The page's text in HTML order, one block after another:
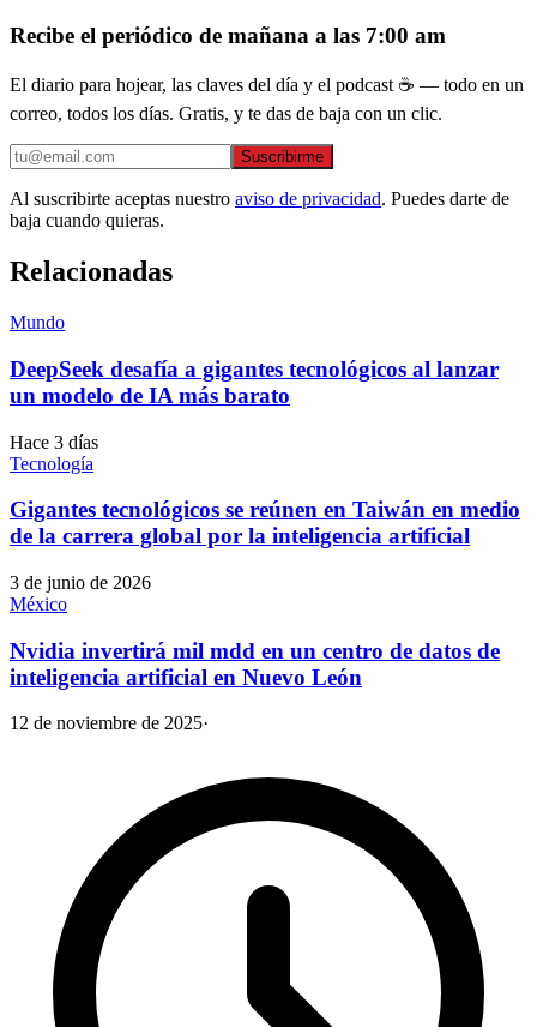
Recibe el periódico de mañana a las 7:00 am
El diario para hojear, las claves del día y el podcast ☕ — todo en un
correo, todos los días. Gratis, y te das de baja con un clic.
Suscribirme
Al suscribirte aceptas nuestro aviso de privacidad. Puedes darte de
baja cuando quieras.
Relacionadas
Mundo
DeepSeek desafía a gigantes tecnológicos al lanzar
un modelo de IA más barato
Hace 3 días
Tecnología
Gigantes tecnológicos se reúnen en Taiwán en medio
de la carrera global por la inteligencia artificial
3 de junio de 2026
México
Nvidia invertirá mil mdd en un centro de datos de
inteligencia artificial en Nuevo León
12 de noviembre de 2025·